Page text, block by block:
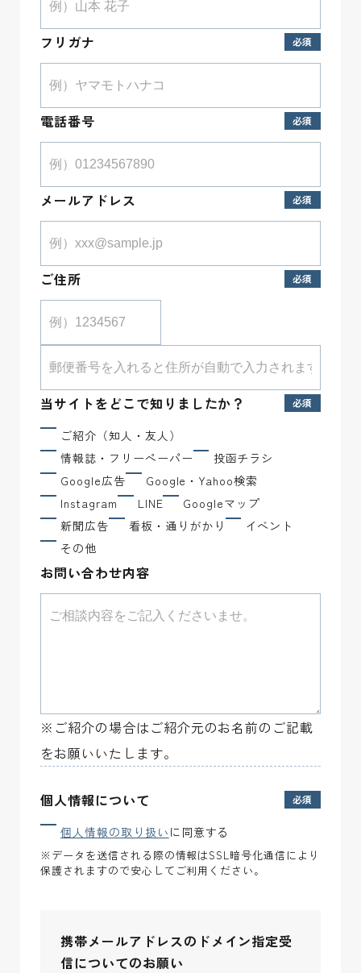
フリガナ
電話番号
メールアドレス
ご住所
当サイトをどこで知りましたか？
ご紹介（知人・友人）
情報誌・フリーペーパー
投函チラシ
Google広告
Google・Yahoo検索
Instagram
LINE
Googleマップ
新聞広告
看板・通りがかり
イベント
その他
お問い合わせ内容
※ご紹介の場合はご紹介元のお名前のご記載
をお願いいたします。
個人情報について
個人情報の取り扱い に同意する
※データを送信される際の情報はSSL暗号化通信により
保護されますので安心してご利用ください。
携帯メールアドレスのドメイン指定受
信についてのお願い